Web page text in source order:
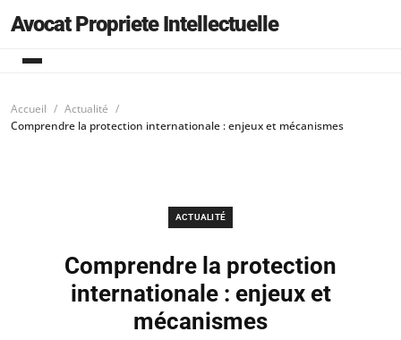
Avocat Propriete Intellectuelle
Accueil
Actualité
Comprendre la protection internationale : enjeux et mécanismes
ACTUALITÉ
Comprendre la protection
internationale : enjeux et
mécanismes